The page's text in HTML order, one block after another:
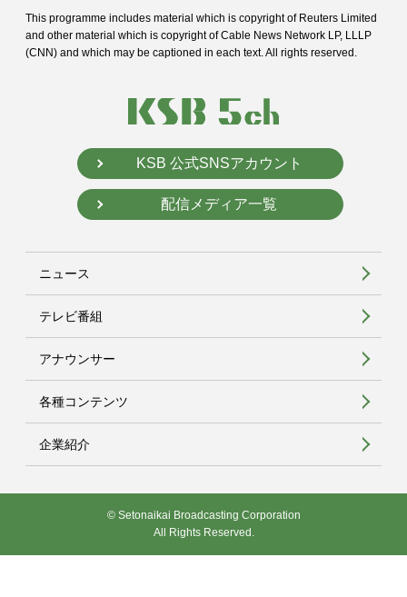
This programme includes material which is copyright of Reuters Limited
and other material which is copyright of Cable News Network LP, LLLP
(CNN) and which may be captioned in each text. All rights reserved.
KSB 公式SNSアカウント
配信メディア一覧
ニュース
テレビ番組
アナウンサー
各種コンテンツ
企業紹介
© Setonaikai Broadcasting Corporation
All Rights Reserved.